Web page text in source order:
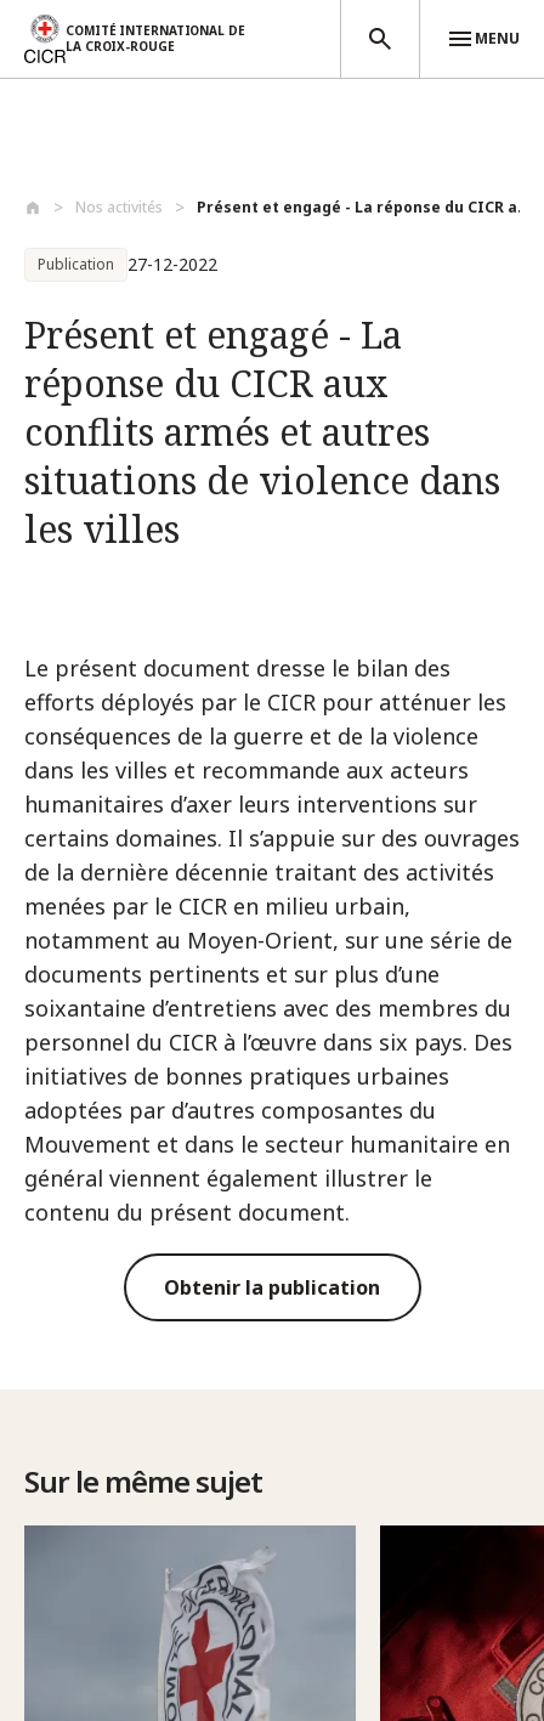
COMITÉ INTERNATIONAL DE
LA CROIX-ROUGE
MENU
Nos activités Présent et engagé - La réponse du CICR a...
Publication 27-12-2022
Présent et engagé - La
réponse du CICR aux
conflits armés et autres
situations de violence dans
les villes
Le présent document dresse le bilan des
efforts déployés par le CICR pour atténuer les
conséquences de la guerre et de la violence
dans les villes et recommande aux acteurs
humanitaires d’axer leurs interventions sur
certains domaines. Il s’appuie sur des ouvrages
de la dernière décennie traitant des activités
menées par le CICR en milieu urbain,
notamment au Moyen-Orient, sur une série de
documents pertinents et sur plus d’une
soixantaine d’entretiens avec des membres du
personnel du CICR à l’œuvre dans six pays. Des
initiatives de bonnes pratiques urbaines
adoptées par d’autres composantes du
Mouvement et dans le secteur humanitaire en
général viennent également illustrer le
contenu du présent document.
Obtenir la publication
Sur le même sujet